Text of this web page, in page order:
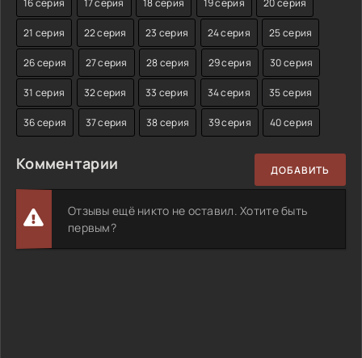
16 серия 17 серия 18 серия 19 серия 20 серия
21 серия 22 серия 23 серия 24 серия 25 серия
26 серия 27 серия 28 серия 29 серия 30 серия
31 серия 32 серия 33 серия 34 серия 35 серия
36 серия 37 серия 38 серия 39 серия 40 серия
Комментарии ДОБАВИТЬ
Отзывы ещё никто не оставил. Хотите быть
первым?